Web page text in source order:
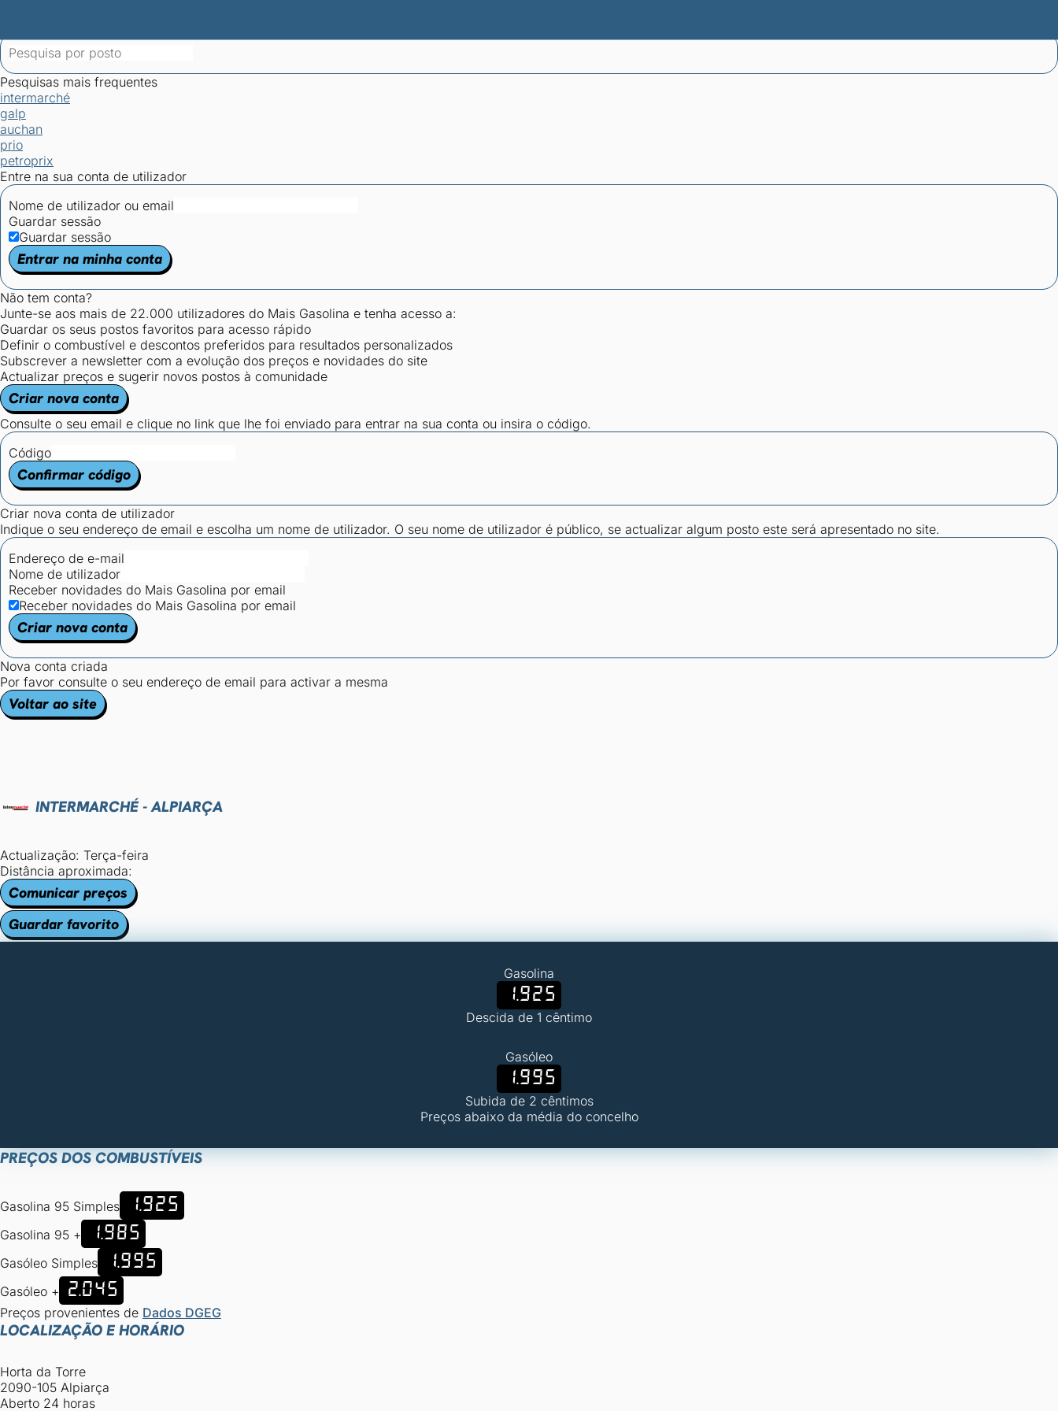
Pesquisas mais frequentes
intermarché
galp
auchan
prio
petroprix
Entre na sua conta de utilizador
Nome de utilizador ou email
Guardar sessão
Guardar sessão
Entrar na minha conta
Não tem conta?
Junte-se aos mais de 22.000 utilizadores do Mais Gasolina e tenha acesso a:
Guardar os seus postos favoritos para acesso rápido
Definir o combustível e descontos preferidos para resultados personalizados
Subscrever a newsletter com a evolução dos preços e novidades do site
Actualizar preços e sugerir novos postos à comunidade
Criar nova conta
Consulte o seu email e clique no link que lhe foi enviado para entrar na sua conta ou insira o código.
Código
Confirmar código
Criar nova conta de utilizador
Indique o seu endereço de email e escolha um nome de utilizador. O seu nome de utilizador é público, se actualizar algum posto este será apresentado no site.
Endereço de e-mail
Nome de utilizador
Receber novidades do Mais Gasolina por email
Receber novidades do Mais Gasolina por email
Criar nova conta
Nova conta criada
Por favor consulte o seu endereço de email para activar a mesma
Voltar ao site
INTERMARCHÉ - ALPIARÇA
Actualização: Terça-feira
Distância aproximada:
Comunicar preços
Guardar favorito
Gasolina
1.925
Descida de 1 cêntimo
Gasóleo
1.995
Subida de 2 cêntimos
Preços abaixo da média do concelho
PREÇOS DOS COMBUSTÍVEIS
Gasolina 95 Simples 1.925
Gasolina 95 + 1.985
Gasóleo Simples 1.995
Gasóleo + 2.045
Preços provenientes de Dados DGEG
LOCALIZAÇÃO E HORÁRIO
Horta da Torre
2090-105 Alpiarça
Aberto 24 horas